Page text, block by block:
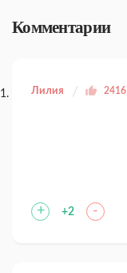
Комментарии
Лилия 2416
+ +2 -